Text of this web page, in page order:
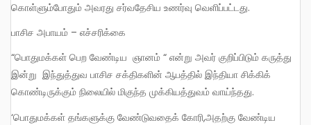
கொள்ளும்போதும் அவரது சர்வதேசிய உணர்வு வெளிப்பட்டது.
பாசிச அபாயம் – எச்சரிக்கை
“பொதுமக்கள் பெற வேண்டிய ஞானம் “ என்று அவர் குறிப்பிடும் கருத்து
இன்று இந்துத்துவ பாசிச சக்திகளின் ஆபத்தில் இந்தியா சிக்கிக்
கொண்டிருக்கும் நிலையில் மிகுந்த முக்கியத்துவம் வாய்ந்தது.
‘பொதுமக்கள் தங்களுக்கு வேண்டுவதைக் கோரி,அதற்கு வேண்டிய